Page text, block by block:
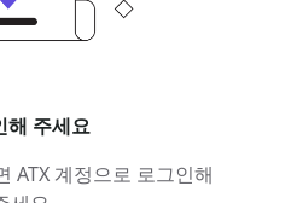
해 주세요
ATX 계정으로 로그인해